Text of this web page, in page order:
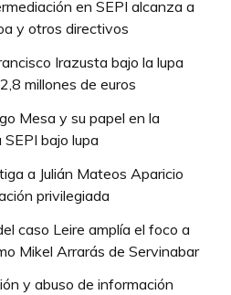
en SEPI alcanza a
y otros directivos
Irazusta bajo la lupa
millones de euros
Mesa y su papel en la
bajo lupa
a Julián Mateos Aparicio
privilegiada
caso Leire amplía el foco a
Mikel Arrarás de Servinabar
y abuso de información